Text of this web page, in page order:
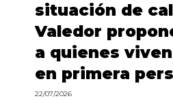
situación de
Valedor
a quienes
en primera
22/07/2026